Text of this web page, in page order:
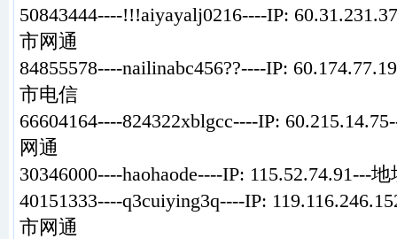
50843444----!!!aiyayalj0216----IP:
市网通
84855578----nailinabc456??----IP:
市电信
66604164----824322xblgcc----IP:
网通
30346000----haohaode----IP: 115.52.74.91---
40151333----q3cuiying3q----IP:
市网通